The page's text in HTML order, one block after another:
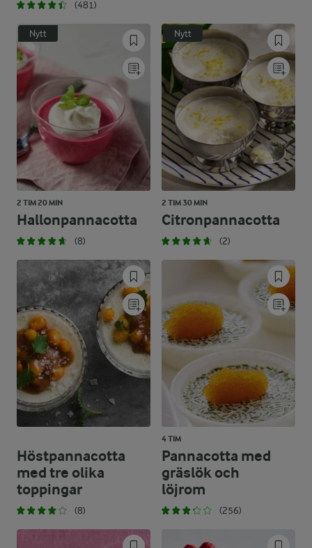
(481)
Nytt
2 TIM 20 MIN
Hallonpannacotta
(8)
Nytt
2 TIM 30 MIN
Citronpannacotta
(2)
Höstpannacotta
med tre olika
toppingar
(8)
4 TIM
Pannacotta med
gräslök och
löjrom
(256)